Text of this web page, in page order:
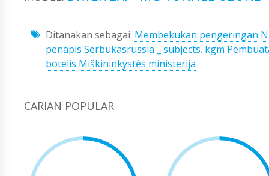
Ditanakan sebagai: Membekukan pengeringan
penapis Serbukasrussia _ subjects. kgm
botelis Miškininkystės ministerija
CARIAN POPULAR